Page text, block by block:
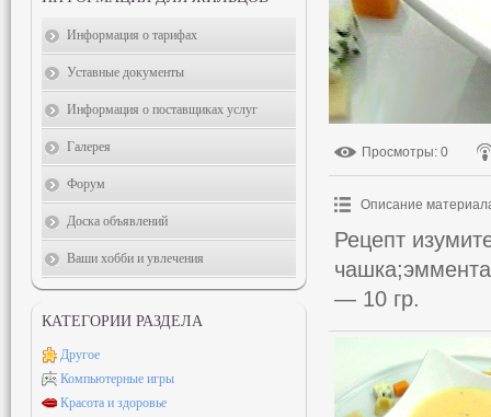
Просмотры: 0
Описание
Рецепт
— 10 гр.
Информация о тарифах
Уставные документы
Информация о поставщиках услуг
Галерея
Форум
Доска объявлений
Ваши хобби и увлечения
КАТЕГОРИИ РАЗДЕЛА
Другое
Компьютерные игры
Красота и здоровье